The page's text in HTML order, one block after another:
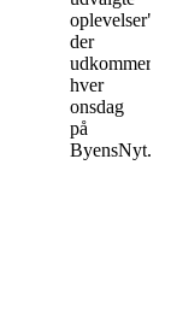
oplevelser",
der
udkommer
hver
onsdag
på
ByensNyt.